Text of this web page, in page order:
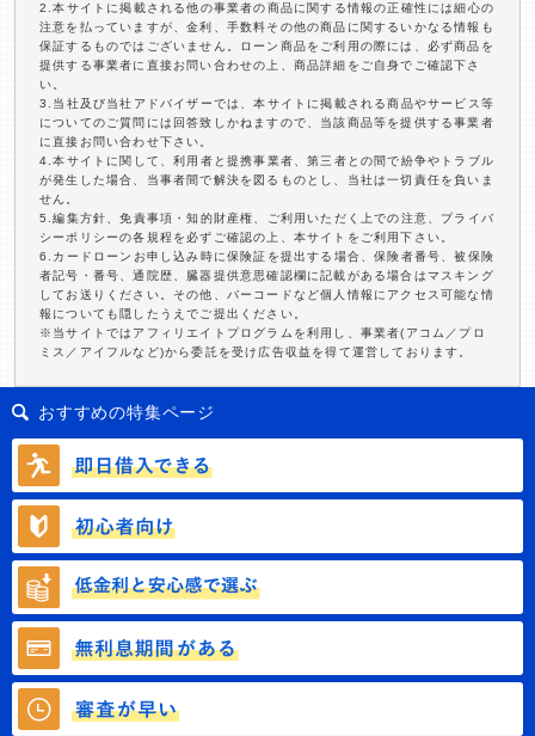
2.本サイトに掲載される他の事業者の商品に関する情報の正確性には細心の
注意を払っていますが、金利、手数料その他の商品に関するいかなる情報も
保証するものではございません。ローン商品をご利用の際には、必ず商品を
提供する事業者に直接お問い合わせの上、商品詳細をご自身でご確認下さ
い。
3.当社及び当社アドバイザーでは、本サイトに掲載される商品やサービス等
についてのご質問には回答致しかねますので、当該商品等を提供する事業者
に直接お問い合わせ下さい。
4.本サイトに関して、利用者と提携事業者、第三者との間で紛争やトラブル
が発生した場合、当事者間で解決を図るものとし、当社は一切責任を負いま
せん。
5.編集方針、免責事項・知的財産権、ご利用いただく上での注意、プライバ
シーポリシーの各規程を必ずご確認の上、本サイトをご利用下さい。
6.カードローンお申し込み時に保険証を提出する場合、保険者番号、被保険
者記号・番号、通院歴、臓器提供意思確認欄に記載がある場合はマスキング
してお送りください。その他、バーコードなど個人情報にアクセス可能な情
報についても隠したうえでご提出ください。
※当サイトではアフィリエイトプログラムを利用し、事業者(アコム／プロ
ミス／アイフルなど)から委託を受け広告収益を得て運営しております。
おすすめの特集ページ